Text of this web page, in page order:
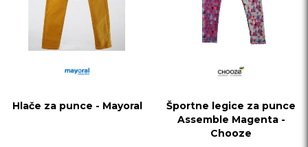
Hlače za punce - Mayoral
Športne legice za punce
Assemble Magenta -
Chooze